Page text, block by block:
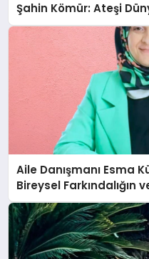
Şahin Kömür: Ateşi
Aile Danışmanı Esma
Bireysel Farkındalığın
Anlatıyor